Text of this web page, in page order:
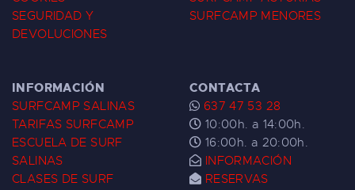
SEGURIDAD Y
DEVOLUCIONES
SURFCAMP MENORES
INFORMACIÓN
SURFCAMP SALINAS
TARIFAS SURFCAMP
ESCUELA DE SURF
SALINAS
CLASES DE SURF
CONTACTA
637 47 53 28
10:00h. a 14:00h.
16:00h. a 20:00h.
INFORMACIÓN
RESERVAS